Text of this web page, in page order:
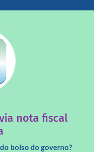
nota fiscal
bolso do governo?